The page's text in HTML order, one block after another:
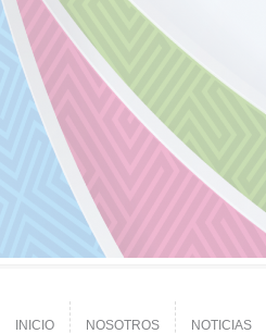
INICIO NOSOTROS NOTICIAS